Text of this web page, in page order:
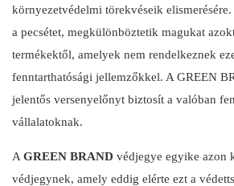
környezetvédelmi törekvéseik
a pecsétet, megkülönböztetik magukat
termékektől, amelyek nem rendelkeznek
fenntarthatósági jellemzőkkel. A GREEN
jelentős versenyelőnyt biztosít a valóban
vállalatoknak.
A GREEN BRAND védjegye egyike azon
védjegynek, amely eddig elérte ezt a